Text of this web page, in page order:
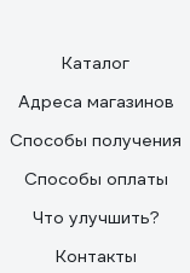
Каталог
Адреса магазинов
Способы получения
Способы оплаты
Что улучшить?
Контакты